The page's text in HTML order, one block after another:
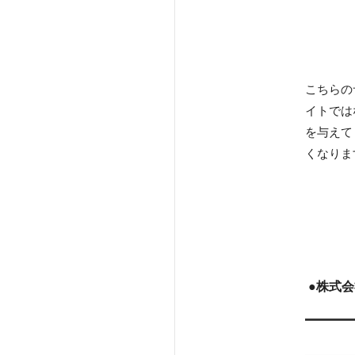
こちら
イトで
を与え
くなり
●株式